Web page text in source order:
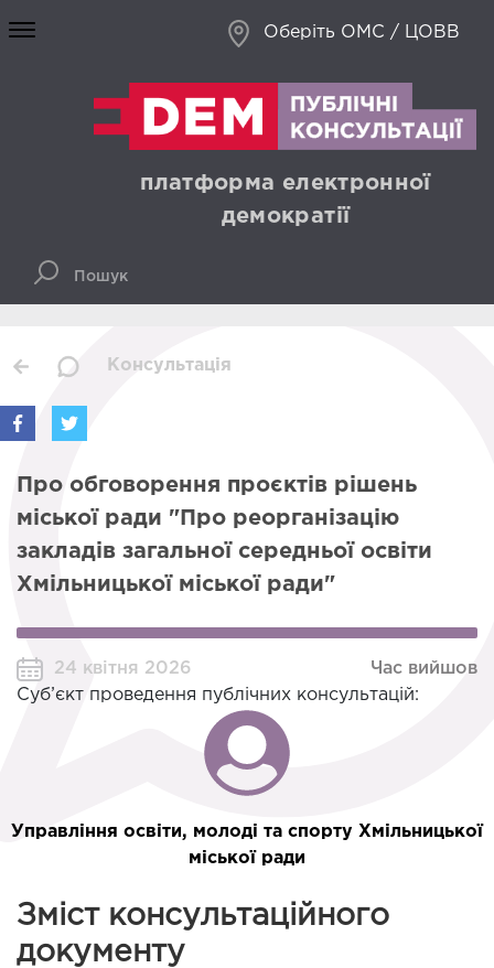
Оберіть ОМС / ЦОВВ
платформа електронної
демократії
Консультація
Про обговорення проєктів рішень
міської ради "Про реорганізацію
закладів загальної середньої освіти
Хмільницької міської ради"
24 квітня 2026
Час вийшов
Суб’єкт проведення публічних консультацій:
Управління освіти, молоді та спорту Хмільницької
міської ради
Зміст консультаційного
документу